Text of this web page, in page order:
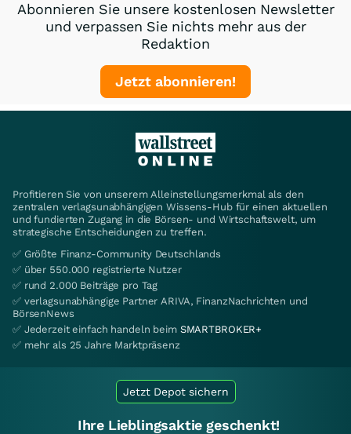
Abonnieren Sie unsere kostenlosen Newsletter
und verpassen Sie nichts mehr aus der
Redaktion
Jetzt abonnieren!
Profitieren Sie von unserem Alleinstellungsmerkmal als den
zentralen verlagsunabhängigen Wissens-Hub für einen aktuellen
und fundierten Zugang in die Börsen- und Wirtschaftswelt, um
strategische Entscheidungen zu treffen.
✅ Größte Finanz-Community Deutschlands
✅ über 550.000 registrierte Nutzer
✅ rund 2.000 Beiträge pro Tag
✅ verlagsunabhängige Partner ARIVA, FinanzNachrichten und
BörsenNews
✅ Jederzeit einfach handeln beim SMARTBROKER+
✅ mehr als 25 Jahre Marktpräsenz
Jetzt Depot sichern
Ihre Lieblingsaktie geschenkt!